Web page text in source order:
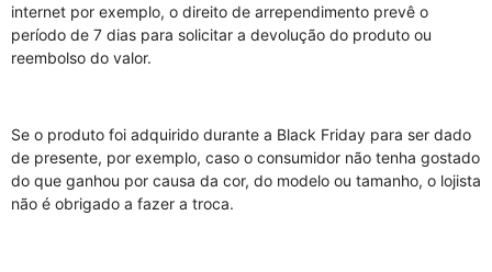
internet por exemplo, o direito de arrependimento prevê o
período de 7 dias para solicitar a devolução do produto ou
reembolso do valor.
Se o produto foi adquirido durante a Black Friday para ser dado
de presente, por exemplo, caso o consumidor não tenha gostado
do que ganhou por causa da cor, do modelo ou tamanho, o lojista
não é obrigado a fazer a troca.